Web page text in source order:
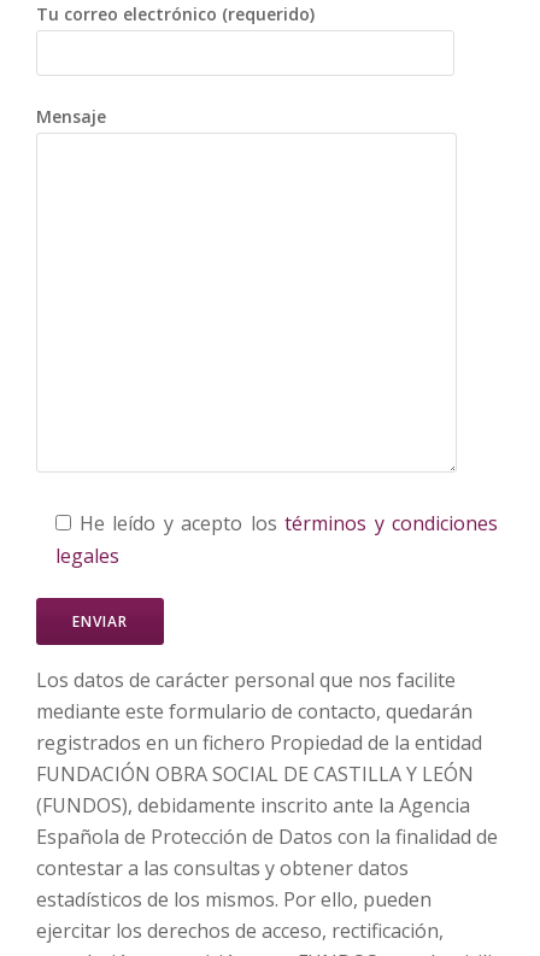
Tu correo electrónico (requerido)
Mensaje
He leído y acepto los términos y condiciones
legales
Los datos de carácter personal que nos facilite
mediante este formulario de contacto, quedarán
registrados en un fichero Propiedad de la entidad
FUNDACIÓN OBRA SOCIAL DE CASTILLA Y LEÓN
(FUNDOS), debidamente inscrito ante la Agencia
Española de Protección de Datos con la finalidad de
contestar a las consultas y obtener datos
estadísticos de los mismos. Por ello, pueden
ejercitar los derechos de acceso, rectificación,